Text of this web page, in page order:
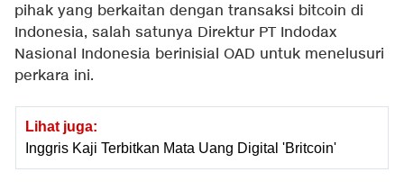
pihak yang berkaitan dengan transaksi bitcoin di
Indonesia, salah satunya Direktur PT Indodax
Nasional Indonesia berinisial OAD untuk menelusuri
perkara ini.
Lihat juga:
Inggris Kaji Terbitkan Mata Uang Digital 'Britcoin'